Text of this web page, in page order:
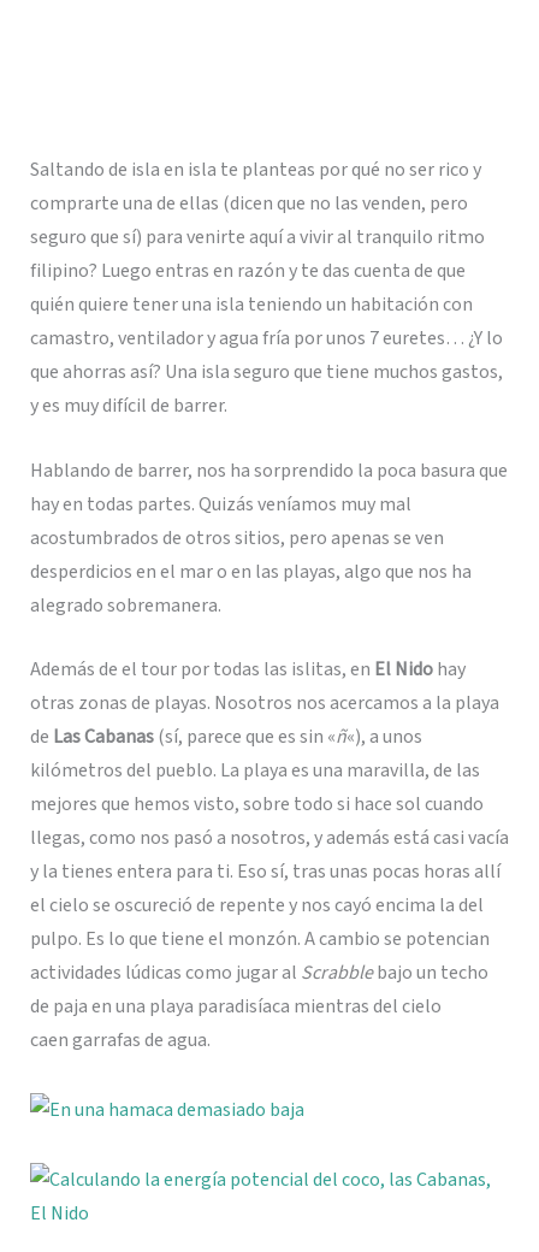
Saltando de isla en isla te planteas por qué no ser rico y
comprarte una de ellas (dicen que no las venden, pero
seguro que sí) para venirte aquí a vivir al tranquilo ritmo
filipino? Luego entras en razón y te das cuenta de que
quién quiere tener una isla teniendo un habitación con
camastro, ventilador y agua fría por unos 7 euretes… ¿Y lo
que ahorras así? Una isla seguro que tiene muchos gastos,
y es muy difícil de barrer.
Hablando de barrer, nos ha sorprendido la poca basura que
hay en todas partes. Quizás veníamos muy mal
acostumbrados de otros sitios, pero apenas se ven
desperdicios en el mar o en las playas, algo que nos ha
alegrado sobremanera.
Además de el tour por todas las islitas, en El Nidohay
otras zonas de playas. Nosotros nos acercamos a la playa
de Las Cabanas(sí, parece que es sin «ñ«), a unos
kilómetros del pueblo. La playa es una maravilla, de las
mejores que hemos visto, sobre todo si hace sol cuando
llegas, como nos pasó a nosotros, y además está casi vacía
y la tienes entera para ti. Eso sí, tras unas pocas horas allí
el cielo se oscureció de repente y nos cayó encima la del
pulpo. Es lo que tiene el monzón. A cambio se potencian
actividades lúdicas como jugar al Scrabblebajo un techo
de paja en una playa paradisíaca mientras del cielo
caen garrafas de agua.